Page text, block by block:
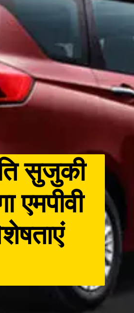
सुजुकी
एमपीवी